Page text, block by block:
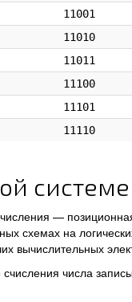
11001
11010
11011
11100
11101
11110
—
схемах на
вычислительных
счисления числа